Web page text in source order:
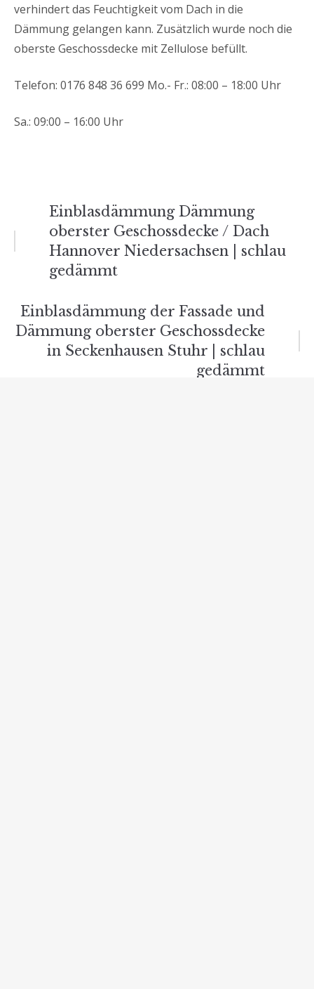
verhindert das Feuchtigkeit vom Dach in die
Dämmung gelangen kann. Zusätzlich wurde noch die
oberste Geschossdecke mit Zellulose befüllt.
Telefon: 0176 848 36 699 Mo.- Fr.: 08:00 – 18:00 Uhr
Sa.: 09:00 – 16:00 Uhr
Beitrags-
Navigation
Einblasdämmung Dämmung
oberster Geschossdecke / Dach
Hannover Niedersachsen | schlau
gedämmt
Einblasdämmung der Fassade und
Dämmung oberster Geschossdecke
in Seckenhausen Stuhr | schlau
gedämmt